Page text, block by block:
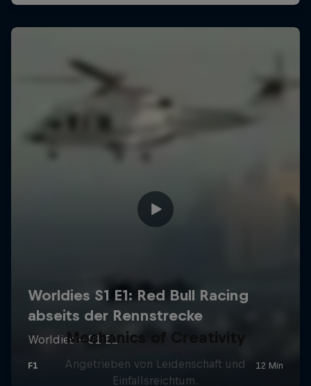
Mechanics of Creativity
Angetrieben von Leidenschaft und
Einfallsreichtum.